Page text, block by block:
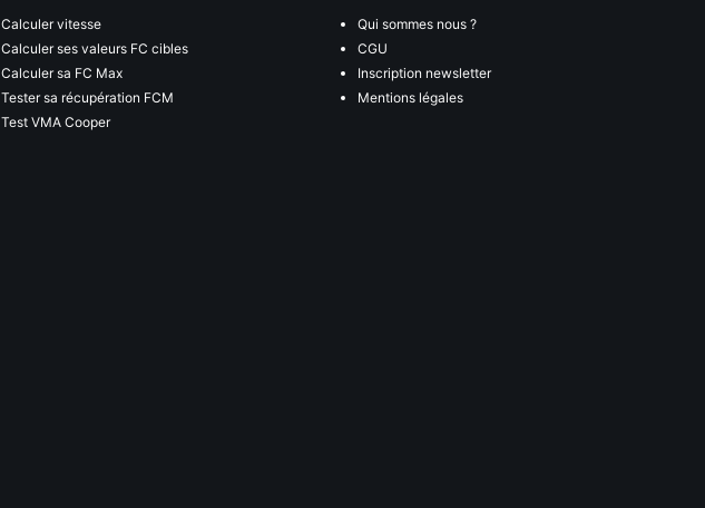
Calculer vitesse
Calculer ses valeurs FC cibles
Calculer sa FC Max
Tester sa récupération FCM
Test VMA Cooper
Qui sommes nous ?
CGU
Inscription newsletter
Mentions légales